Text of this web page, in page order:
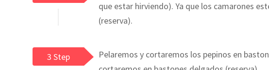
que estar hirviendo). Ya que los camarones
(reserva).
3 Step
Pelaremos y cortaremos los pepinos en